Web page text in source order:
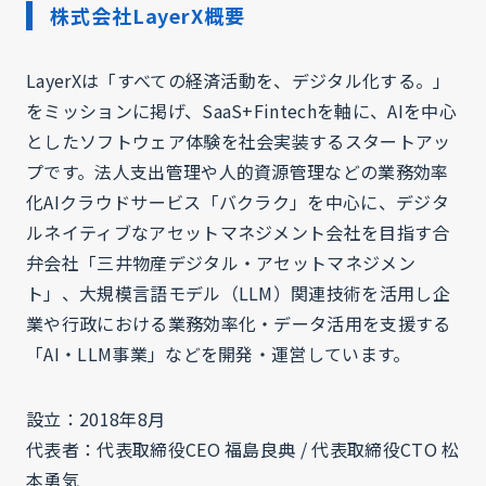
株式会社LayerX概要
LayerXは「すべての経済活動を、デジタル化する。」
をミッションに掲げ、SaaS+Fintechを軸に、AIを中心
としたソフトウェア体験を社会実装するスタートアッ
プです。法人支出管理や人的資源管理などの業務効率
化AIクラウドサービス「バクラク」を中心に、デジタ
ルネイティブなアセットマネジメント会社を目指す合
弁会社「三井物産デジタル・アセットマネジメン
ト」、大規模言語モデル（LLM）関連技術を活用し企
業や行政における業務効率化・データ活用を支援する
「AI・LLM事業」などを開発・運営しています。
設立：2018年8月
代表者：代表取締役CEO 福島良典 / 代表取締役CTO 松
本勇気